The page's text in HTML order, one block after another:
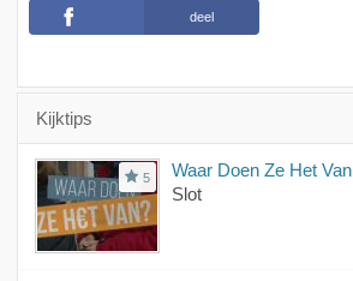
deel
Kijktips
5
Waar Doen Ze Het Van
Slot